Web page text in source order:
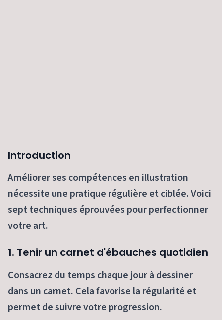
Introduction
Améliorer ses compétences en illustration
nécessite une pratique régulière et ciblée. Voici
sept techniques éprouvées pour perfectionner
votre art.
1. Tenir un carnet d'ébauches quotidien
Consacrez du temps chaque jour à dessiner
dans un carnet. Cela favorise la régularité et
permet de suivre votre progression.